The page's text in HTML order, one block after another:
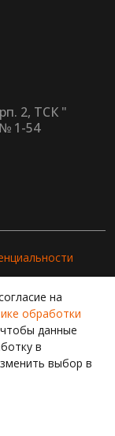
2, ТСК "
1-54
персональных
улучшения
и интересов.
на
обработки
данные
в
выбор в